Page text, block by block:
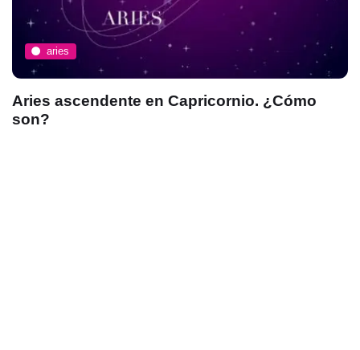
aries
Aries ascendente en Capricornio. ¿Cómo
son?